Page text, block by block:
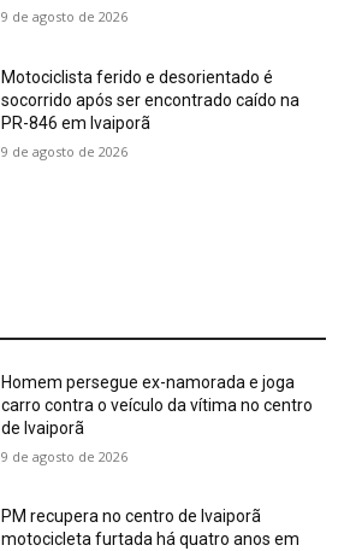
9 de agosto de 2026
Motociclista ferido e desorientado é
socorrido após ser encontrado caído na
PR-846 em Ivaiporã
9 de agosto de 2026
Homem persegue ex-namorada e joga
carro contra o veículo da vítima no centro
de Ivaiporã
9 de agosto de 2026
PM recupera no centro de Ivaiporã
motocicleta furtada há quatro anos em